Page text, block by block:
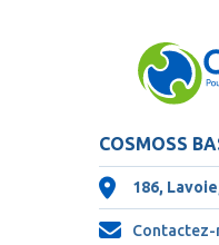
COSMOSS
186,
Contactez-